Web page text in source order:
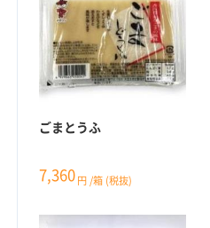
ごまとうふ
7,360 円 /箱 (税抜)